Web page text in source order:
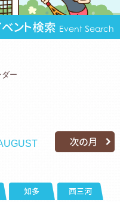
ント検索 Event Search
ー
知多
西三河